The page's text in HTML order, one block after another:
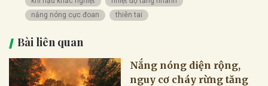
nắng nóng cực đoan
thiên tai
Bài liên quan
Nắng nóng diện rộng,
nguy cơ cháy rừng tăng